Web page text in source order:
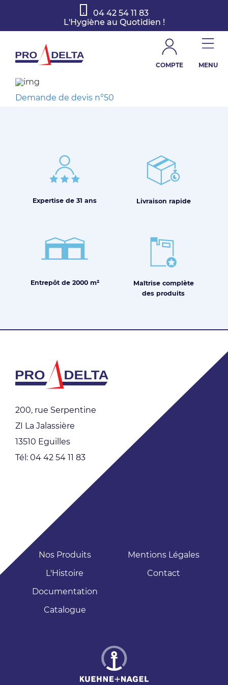
04 42 54 11 83
L'Hygiène au Quotidien !
COMPTE MENU
Demande de devis n°50
Expertise de 31 ans Livraison rapide
Entrepôt de 2000 m² Maîtrisecomplète
des produits
200, rue Serpentine
ZI La Jalassière
13510 Eguilles
Tél: 04 42 54 11 83
Nos Produits
L'Histoire
Documentation
Catalogue
Mentions Légales
Contact